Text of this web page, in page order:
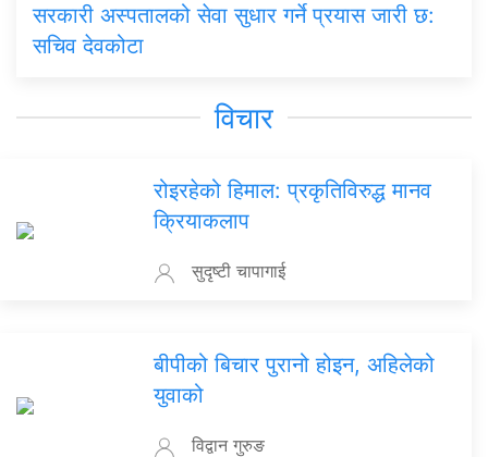
सरकारी अस्पतालको सेवा सुधार गर्ने प्रयास जारी छ:
सचिव देवकोटा
विचार
रोइरहेको हिमाल: प्रकृतिविरुद्ध मानव
क्रियाकलाप
सुदृष्टी चापागाई
बीपीको बिचार पुरानो होइन, अहिलेको
युवाको
विद्वान गुरुङ